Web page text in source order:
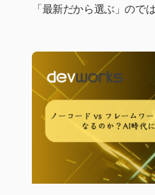
「最新だから選ぶ」ので
て、フレームワーク選定
ています。本記事では現
ら、フロントエンド・バ
ムワークを比較し、どの
るのかを実務視点で解説し